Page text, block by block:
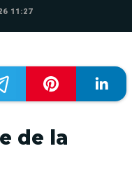
11:27
de la